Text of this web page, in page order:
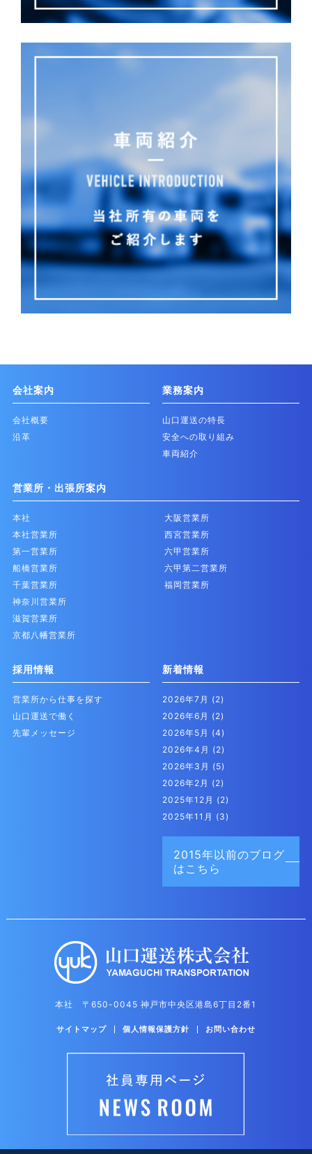
会社案内
会社概要
沿革
業務案内
山口運送の特長
安全への取り組み
車両紹介
営業所・出張所案内
本社
本社営業所
第一営業所
船橋営業所
千葉営業所
神奈川営業所
滋賀営業所
京都八幡営業所
大阪営業所
西宮営業所
六甲営業所
六甲第二営業所
福岡営業所
採用情報
営業所から仕事を探す
山口運送で働く
先輩メッセージ
新着情報
2026年7月 (2)
2026年6月 (2)
2026年5月 (4)
2026年4月 (2)
2026年3月 (5)
2026年2月 (2)
2025年12月 (2)
2025年11月 (3)
2015年以前のブログ
はこちら
本社 〒650-0045 神戸市中央区港島6丁目2番1
サイトマップ 個人情報保護方針 お問い合わせ